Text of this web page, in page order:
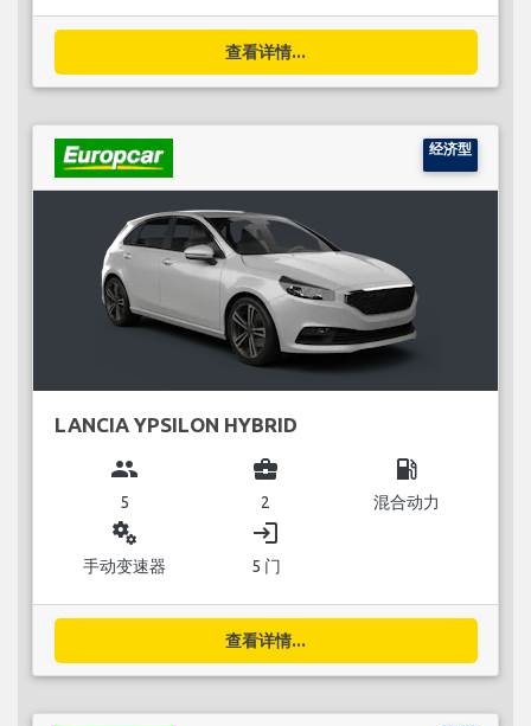
查看详情...
经济型
LANCIA YPSILON HYBRID
group
5
business_center
2
local_gas_station
混合动力
miscellaneous_services
手动变速器
login
5 门
查看详情...